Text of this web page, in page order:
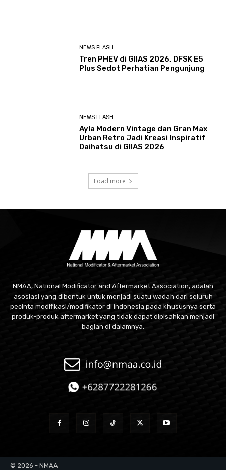
NEWS FLASH
Tren PHEV di GIIAS 2026, DFSK E5
Plus Sedot Perhatian Pengunjung
NEWS FLASH
Ayla Modern Vintage dan Gran Max
Urban Retro Jadi Kreasi Inspiratif
Daihatsu di GIIAS 2026
Load more
NMAA, National Modificator and Aftermarket Association, adalah
asosiasi yang dibentuk untuk menjadi suatu wadah dari seluruh
pecinta modifikasi/modifikator di Indonesia pada khususnya serta
produk-produk aftermarket yang tidak dapat dipisahkan menjadi
bagian di dalamnya.
© 2026 - NMAA